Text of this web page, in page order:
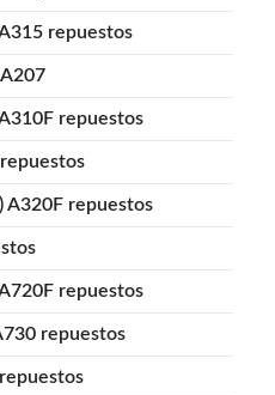
repuestos
repuestos
A320F repuestos
repuestos
repuestos